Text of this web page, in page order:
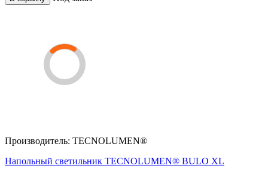
Производитель: TECNOLUMEN®
Напольный светильник TECNOLUMEN® BULO XL